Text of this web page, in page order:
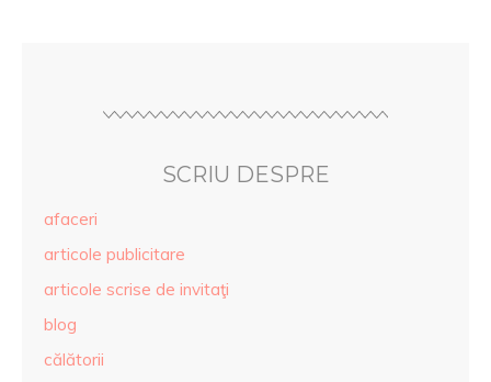
SCRIU DESPRE
afaceri
articole publicitare
articole scrise de invitaţi
blog
călătorii